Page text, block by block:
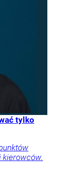
tylko
kierowców.